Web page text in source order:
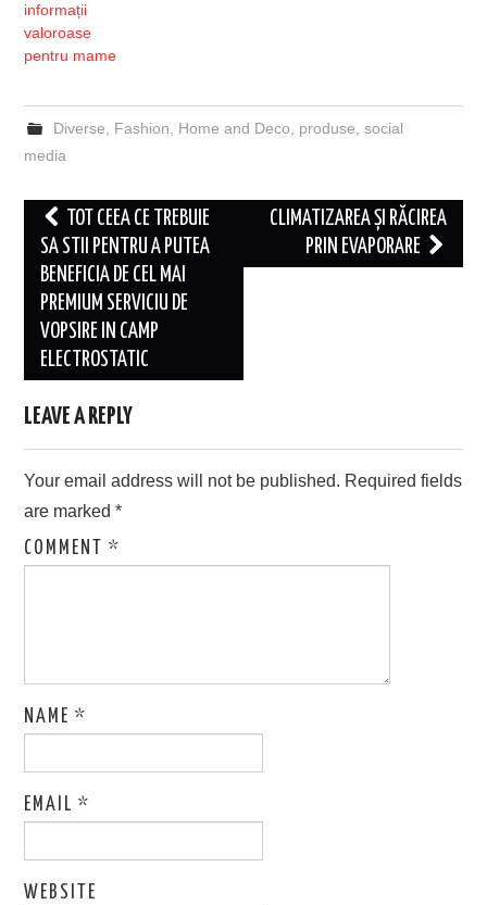
informații
valoroase
pentru mame
Diverse, Fashion, Home and Deco, produse, social
media
Post
navigation
TOT CEEA CE TREBUIE
SA STII PENTRU A PUTEA
BENEFICIA DE CEL MAI
PREMIUM SERVICIU DE
VOPSIRE IN CAMP
ELECTROSTATIC
CLIMATIZAREA ȘI RĂCIREA
PRIN EVAPORARE
LEAVE A REPLY
Your email address will not be published. Required fields
are marked*
COMMENT*
NAME*
EMAIL*
WEBSITE